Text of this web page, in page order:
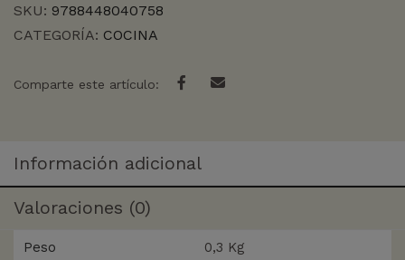
SKU: 9788448040758
CATEGORÍA: COCINA
Comparte este artículo:
Información adicional
Valoraciones (0)
Peso 0,3 Kg